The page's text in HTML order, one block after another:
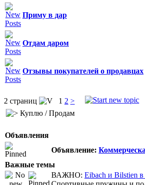
Приму в дар
Отдам даром
Отзывы покупателей о продавцах
2 страниц 1 2 >
Куплю / Продам
Объявления
Объявление:
Важные темы
ВАЖНО: Eibach и Bilstien в